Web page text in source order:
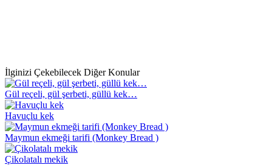
İlginizi Çekebilecek Diğer Konular
Gül reçeli, gül şerbeti, güllü kek…
Havuçlu kek
Maymun ekmeği tarifi (Monkey Bread )
Çikolatalı mekik